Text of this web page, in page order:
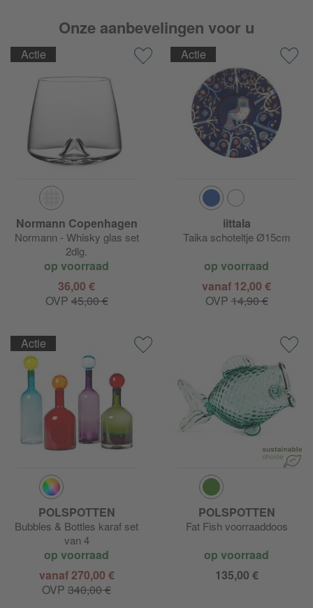
Onze aanbevelingen voor u
Actie
Normann Copenhagen
Normann - Whisky glas set
2dlg.
op voorraad
36,00 €
OVP45,00 €
Actie
iittala
Taika schoteltje Ø15cm
op voorraad
vanaf 12,00 €
OVP14,90 €
Actie
POLSPOTTEN
Bubbles & Bottles karaf set
van 4
op voorraad
vanaf 270,00 €
OVP 340,00 €
POLSPOTTEN
Fat Fish voorraaddoos
op voorraad
135,00 €